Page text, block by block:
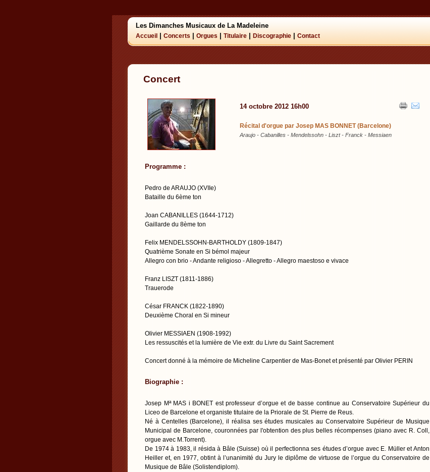
Les Dimanches Musicaux de La Madeleine
Accueil Concerts Orgues Titulaire Discographie Contact
Concert
14 octobre 2012 16h00
Récital d'orgue par Josep MAS BONNET (Barcelone)
Araujo - Cabanilles - Mendelssohn - Liszt - Franck - Messiaen
Programme :
Pedro de ARAUJO (XVIIe)
Bataille du 6ème ton
Joan CABANILLES (1644-1712)
Gaillarde du 8ème ton
Felix MENDELSSOHN-BARTHOLDY (1809-1847)
Quatrième Sonate en Si bémol majeur
Allegro con brio - Andante religioso - Allegretto - Allegro maestoso e vivace
Franz LISZT (1811-1886)
Trauerode
César FRANCK (1822-1890)
Deuxième Choral en Si mineur
Olivier MESSIAEN (1908-1992)
Les ressuscités et la lumière de Vie extr. du Livre du Saint Sacrement
Concert donné à la mémoire de Micheline Carpentier de Mas-Bonet et présenté par Olivier PERIN
Biographie :
Josep Mª MAS i BONET est professeur d’orgue et de basse continue au Conservatoire Supérieur du
Liceo de Barcelone et organiste titulaire de la Priorale de St. Pierre de Reus.
Né à Centelles (Barcelone), il réalisa ses études musicales au Conservatoire Supérieur de Musique
Municipal de Barcelone, couronnées par l'obtention des plus belles récompenses (piano avec R. Coll,
orgue avec M.Torrent).
De 1974 à 1983, il résida à Bâle (Suisse) où il perfectionna ses études d’orgue avec E. Müller et Anton
Heiller et, en 1977, obtint à l’unanimité du Jury le diplôme de virtuose de l’orgue du Conservatoire de
Musique de Bâle (Solistendiplom).